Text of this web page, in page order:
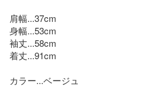
肩幅...37cm
身幅...53cm
袖丈...58cm
着丈...91cm
カラー...ベージュ